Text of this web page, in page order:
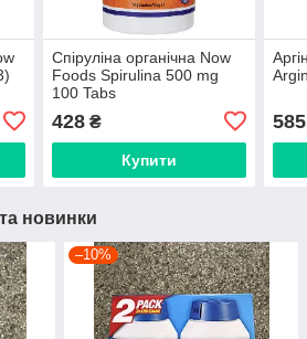
Спіруліна органічна Now
Foods Spirulina 500 mg
100 Tabs
428₴
Купити
585
новинки
–10%